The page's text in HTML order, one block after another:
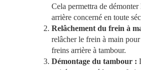
Cela permettra de démonter
arrière concerné en toute
Relâchement du frein à
relâcher le frein à main
freins arrière à tambour.
Démontage du tambour :